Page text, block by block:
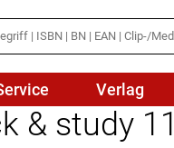
Verlag
& study